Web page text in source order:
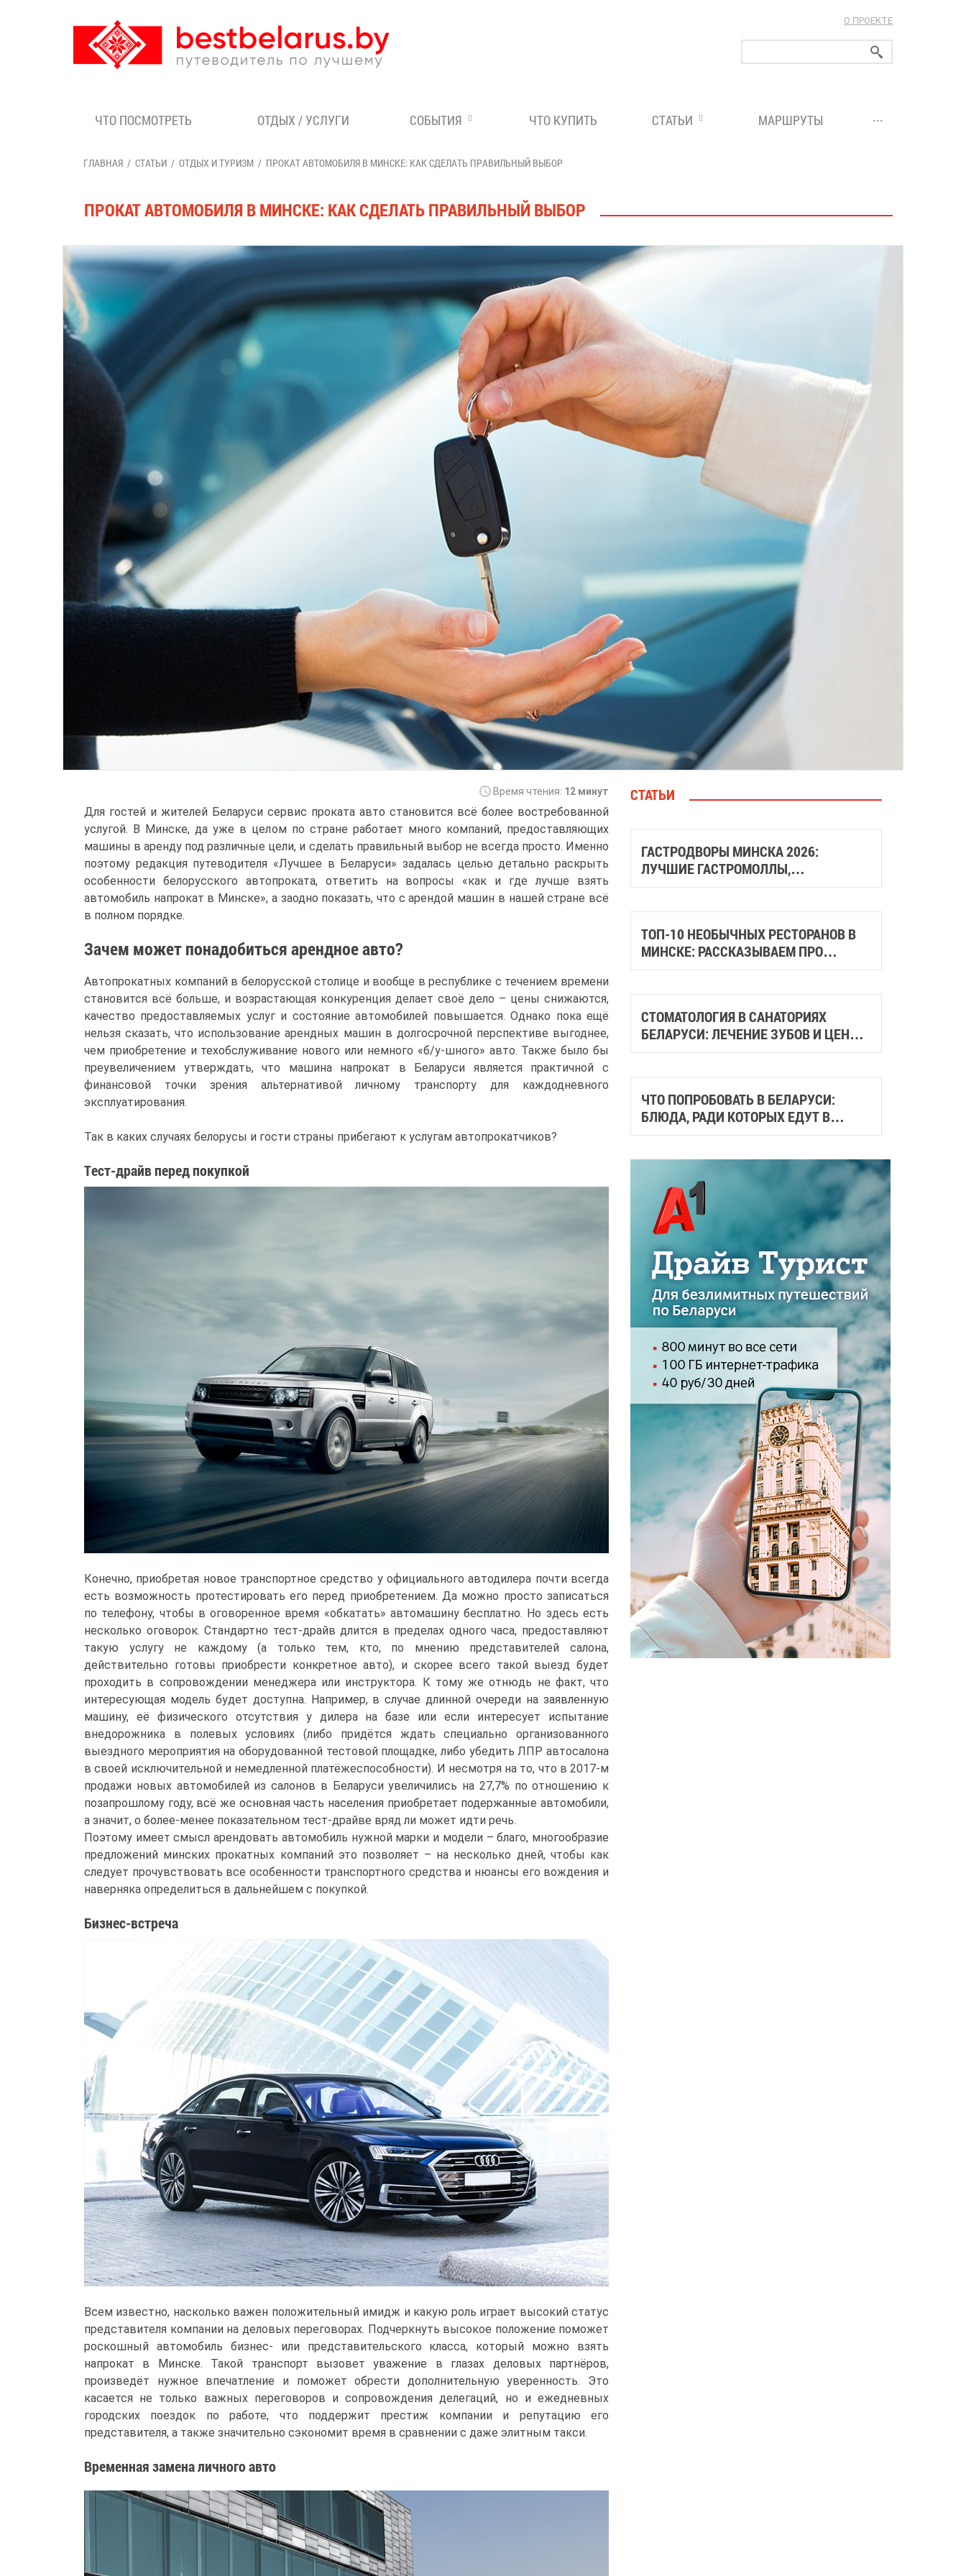
О ПРОЕКТЕ
ЧТО ПОСМОТРЕТЬ ОТДЫХ / УСЛУГИ СОБЫТИЯ ЧТО КУПИТЬ СТАТЬИ МАРШРУТЫ ...
ГЛАВНАЯ СТАТЬИ ОТДЫХ И ТУРИЗМ ПРОКАТ АВТОМОБИЛЯ В МИНСКЕ: КАК СДЕЛАТЬ ПРАВИЛЬНЫЙ ВЫБОР
ПРОКАТ АВТОМОБИЛЯ В МИНСКЕ: КАК СДЕЛАТЬ ПРАВИЛЬНЫЙ ВЫБОР
Время чтения: 12 минут
Для гостей и жителей Беларуси сервис проката авто становится всё более востребованной
услугой. В Минске, да уже в целом по стране работает много компаний, предоставляющих
машины в аренду под различные цели, и сделать правильный выбор не всегда просто. Именно
поэтому редакция путеводителя «Лучшее в Беларуси» задалась целью детально раскрыть
особенности белорусского автопроката, ответить на вопросы «как и где лучше взять
автомобиль напрокат в Минске», а заодно показать, что с арендой машин в нашей стране всё
в полном порядке.
Зачем может понадобиться арендное авто?
Автопрокатных компаний в белорусской столице и вообще в республике с течением времени
становится всё больше, и возрастающая конкуренция делает своё дело – цены снижаются,
качество предоставляемых услуг и состояние автомобилей повышается. Однако пока ещё
нельзя сказать, что использование арендных машин в долгосрочной перспективе выгоднее,
чем приобретение и техобслуживание нового или немного «б/у-шного» авто. Также было бы
преувеличением утверждать, что машина напрокат в Беларуси является практичной с
финансовой точки зрения альтернативой личному транспорту для каждодневного
эксплуатирования.
Так в каких случаях белорусы и гости страны прибегают к услугам автопрокатчиков?
Тест-драйв перед покупкой
Конечно, приобретая новое транспортное средство у официального автодилера почти всегда
есть возможность протестировать его перед приобретением. Да можно просто записаться
по телефону, чтобы в оговоренное время «обкатать» автомашину бесплатно. Но здесь есть
несколько оговорок. Стандартно тест-драйв длится в пределах одного часа, предоставляют
такую услугу не каждому (а только тем, кто, по мнению представителей салона,
действительно готовы приобрести конкретное авто), и скорее всего такой выезд будет
проходить в сопровождении менеджера или инструктора. К тому же отнюдь не факт, что
интересующая модель будет доступна. Например, в случае длинной очереди на заявленную
машину, её физического отсутствия у дилера на базе или если интересует испытание
внедорожника в полевых условиях (либо придётся ждать специально организованного
выездного мероприятия на оборудованной тестовой площадке, либо убедить ЛПР автосалона
в своей исключительной и немедленной платёжеспособности). И несмотря на то, что в 2017-м
продажи новых автомобилей из салонов в Беларуси увеличились на 27,7% по отношению к
позапрошлому году, всё же основная часть населения приобретает подержанные автомобили,
а значит, о более-менее показательном тест-драйве вряд ли может идти речь.
Поэтому имеет смысл арендовать автомобиль нужной марки и модели – благо, многообразие
предложений минских прокатных компаний это позволяет – на несколько дней, чтобы как
следует прочувствовать все особенности транспортного средства и нюансы его вождения и
наверняка определиться в дальнейшем с покупкой.
Бизнес-встреча
Всем известно, насколько важен положительный имидж и какую роль играет высокий статус
представителя компании на деловых переговорах. Подчеркнуть высокое положение поможет
роскошный автомобиль бизнес- или представительского класса, который можно взять
напрокат в Минске. Такой транспорт вызовет уважение в глазах деловых партнёров,
произведёт нужное впечатление и поможет обрести дополнительную уверенность. Это
касается не только важных переговоров и сопровождения делегаций, но и ежедневных
городских поездок по работе, что поддержит престиж компании и репутацию его
представителя, а также значительно сэкономит время в сравнении с даже элитным такси.
Временная замена личного авто
СТАТЬИ
ГАСТРОДВОРЫ МИНСКА 2026:
ЛУЧШИЕ ГАСТРОМОЛЛЫ,
ГАСТРОСКВЕРЫ И МЕСТА СО
ТОП-10 НЕОБЫЧНЫХ РЕСТОРАНОВ В
МИНСКЕ: РАССКАЗЫВАЕМ ПРО
СТИЛЬНЫЕ И АТМОСФЕРНЫЕ МЕСТА
СТОМАТОЛОГИЯ В САНАТОРИЯХ
БЕЛАРУСИ: ЛЕЧЕНИЕ ЗУБОВ И ЦЕНЫ
НА ПРОЦЕДУРЫ В 2026 ГОДУ
ЧТО ПОПРОБОВАТЬ В БЕЛАРУСИ:
БЛЮДА, РАДИ КОТОРЫХ ЕДУТ В
РАЗНЫЕ ГОРОДА